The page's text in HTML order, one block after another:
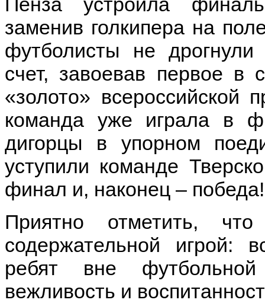
заменив голкипера на
футболисты не
счет, завоевав первое в
«золото»
команда уже играла в
дигорцы в упорном
уступили команде
финал и, наконец –
Приятно отметить,
содержательной игрой:
ребят вне
вежливость и